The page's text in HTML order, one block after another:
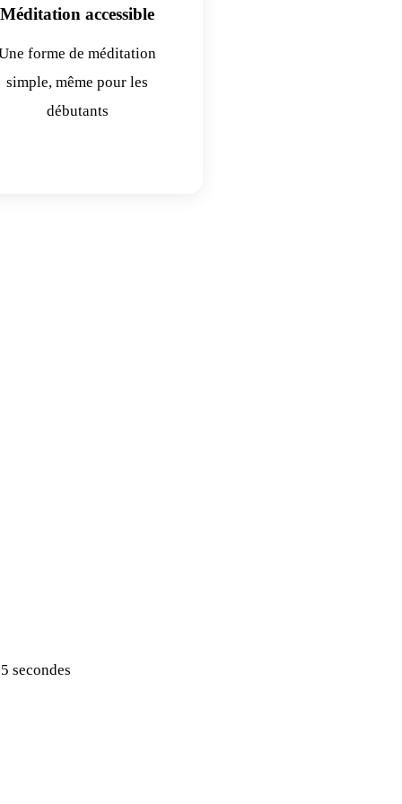
Méditation accessible
forme de méditation
simple, même pour les
débutants
secondes